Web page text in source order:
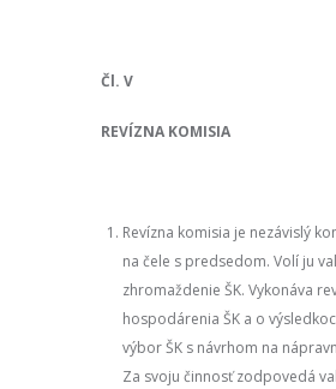
Čl. V
REVÍZNA KOMISIA
Revízna komisia je nezávislý
na čele s predsedom. Volí ju
zhromaždenie ŠK. Vykonáva
hospodárenia ŠK a o
výbor ŠK s návrhom na
Za svoju činnosť zodpovedá